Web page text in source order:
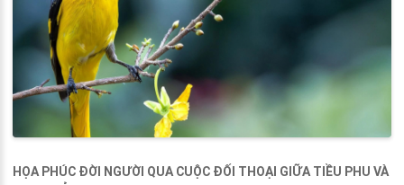
HỌA PHÚC ĐỜI NGƯỜI QUA CUỘC ĐỐI THOẠI GIỮA TIỀU PHU VÀ